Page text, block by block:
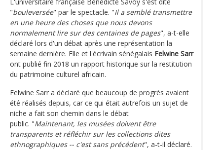
L'universitaire française Bénédicte Savoy s'est dite
"bouleversée" par le spectacle. "Il a semblé transmettre
en une heure des choses que nous devons
normalement lire sur des centaines de pages", a-t-elle
déclaré lors d'un débat après une représentation la
semaine dernière. Elle et l'écrivain sénégalais Felwine Sarr
ont publié fin 2018 un rapport historique sur la restitution
du patrimoine culturel africain.
Felwine Sarr a déclaré que beaucoup de progrès avaient
été réalisés depuis, car ce qui était autrefois un sujet de
niche a fait son chemin dans le débat
public. "Maintenant, les musées doivent être
transparents et réfléchir sur les collections dites
ethnographiques -- c'est sans précédent", a-t-il déclaré.